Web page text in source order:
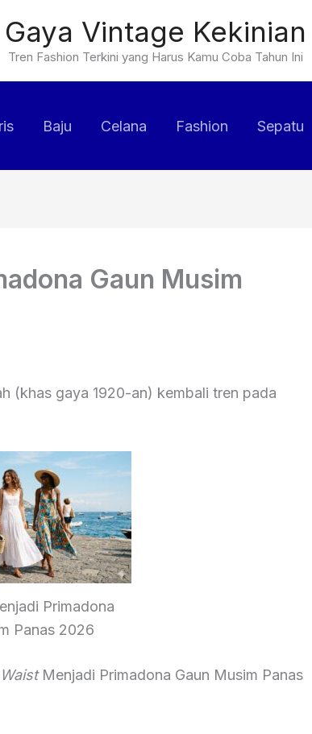
Gaya Vintage Kekinian
Tren Fashion Terkini yang Harus Kamu Coba Tahun Ini
Baju Celana Fashion Sepatu
Gaun Musim
(khas gaya 1920-an) kembali tren pada
Primadona
Panas 2026
Menjadi Primadona Gaun Musim Panas